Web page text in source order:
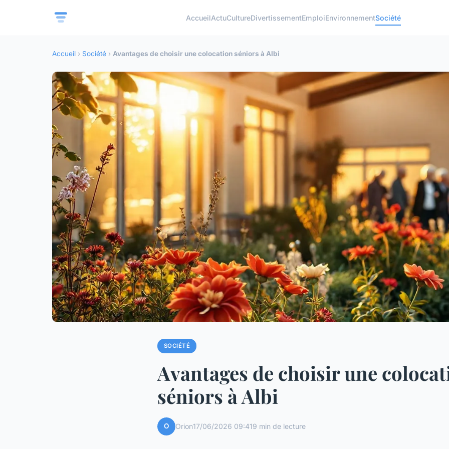
AccueilActuCultureDivertissementEmploiEnvironnementSociété
Accueil › Société › Avantages de choisir une colocation séniors à Albi
SOCIÉTÉ
Avantages de choisir une
séniors à Albi
O Orion17/06/2026 09:419 min de lecture